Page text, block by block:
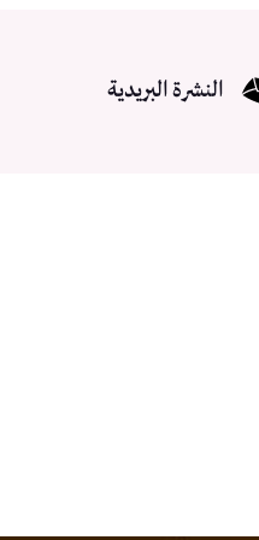
النشرة البريدية